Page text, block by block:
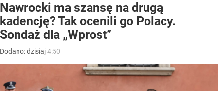
Nawrocki ma szansę na drugą
kadencję? Tak ocenili go Polacy.
Sondaż dla „Wprost”
Dodano:dzisiaj4:50